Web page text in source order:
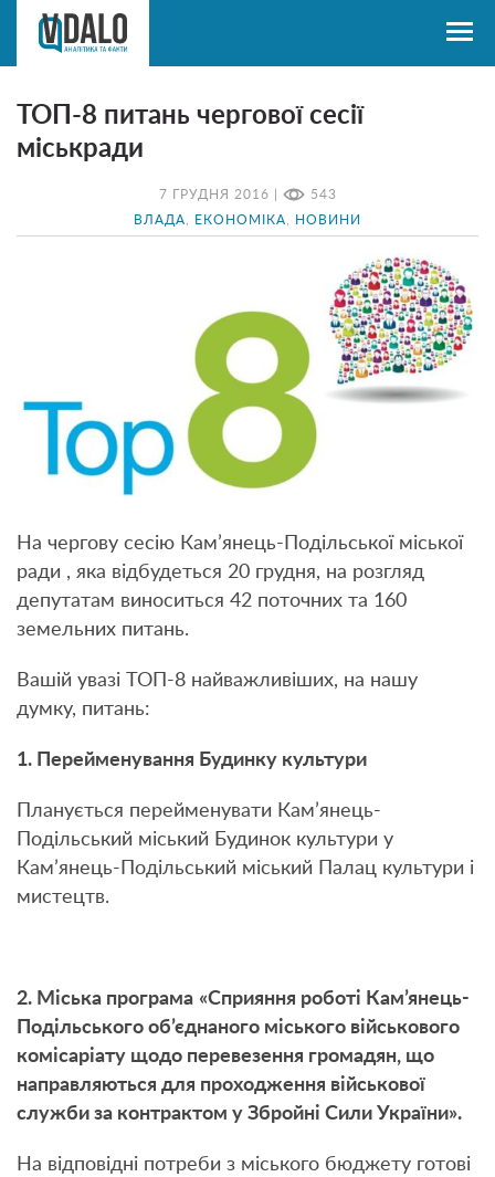
7 ГРУДНЯ 2016 | 543
ВЛАДА ЕКОНОМІКА НОВИНИ
ТОП-8 питань чергової сесії
міськради
На чергову сесію Кам’янець-Подільської міської
ради , яка відбудеться 20 грудня, на розгляд
депутатам виноситься 42 поточних та 160
земельних питань.
Вашій увазі ТОП-8 найважливіших, на нашу
думку, питань:
1. Перейменування Будинку культури
Планується перейменувати Кам’янець-
Подільський міський Будинок культури у
Кам’янець-Подільський міський Палац культури і
мистецтв.
2. Міська програма «Сприяння роботі Кам’янець-
Подільського об’єднаного міського військового
комісаріату щодо перевезення громадян, що
направляються для проходження військової
служби за контрактом у Збройні Сили України».
На відповідні потреби з міського бюджету готові